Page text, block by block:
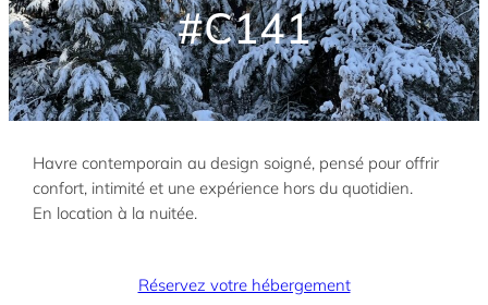
#C141
Havre contemporain au design soigné, pensé pour offrir
confort, intimité et une expérience hors du quotidien.
En location à la nuitée.
Réservez votre hébergement